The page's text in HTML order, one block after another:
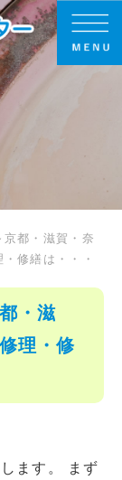
都・滋賀・奈
修繕は・・・
・滋
理・修
ます。 まず